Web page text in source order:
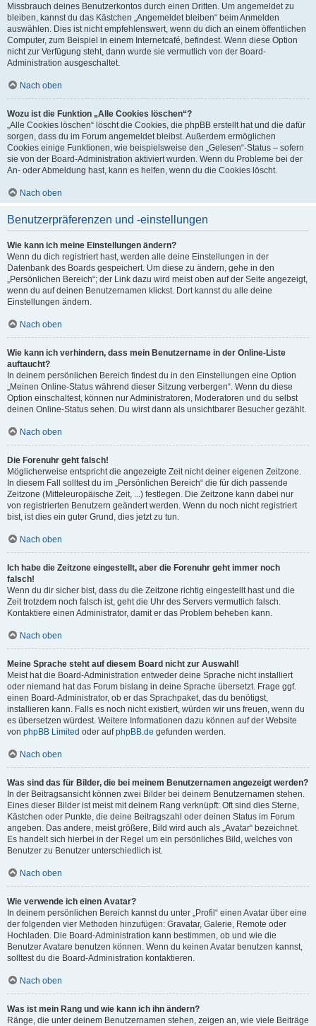
Missbrauch deines Benutzerkontos durch einen Dritten. Um angemeldet zu
bleiben, kannst du das Kästchen „Angemeldet bleiben“ beim Anmelden
auswählen. Dies ist nicht empfehlenswert, wenn du dich an einem öffentlichen
Computer, zum Beispiel in einem Internetcafé, befindest. Wenn diese Option
nicht zur Verfügung steht, dann wurde sie vermutlich von der Board-
Administration ausgeschaltet.
Nach oben
Wozu ist die Funktion „Alle Cookies löschen“?
„Alle Cookies löschen“ löscht die Cookies, die phpBB erstellt hat und die dafür
sorgen, dass du im Forum angemeldet bleibst. Außerdem ermöglichen
Cookies einige Funktionen, wie beispielsweise den „Gelesen“-Status – sofern
sie von der Board-Administration aktiviert wurden. Wenn du Probleme bei der
An- oder Abmeldung hast, kann es helfen, wenn du die Cookies löscht.
Nach oben
Benutzerpräferenzen und -einstellungen
Wie kann ich meine Einstellungen ändern?
Wenn du dich registriert hast, werden alle deine Einstellungen in der
Datenbank des Boards gespeichert. Um diese zu ändern, gehe in den
„Persönlichen Bereich“; der Link dazu wird meist oben auf der Seite angezeigt,
wenn du auf deinen Benutzernamen klickst. Dort kannst du alle deine
Einstellungen ändern.
Nach oben
Wie kann ich verhindern, dass mein Benutzername in der Online-Liste
auftaucht?
In deinem persönlichen Bereich findest du in den Einstellungen eine Option
„Meinen Online-Status während dieser Sitzung verbergen“. Wenn du diese
Option einschaltest, können nur Administratoren, Moderatoren und du selbst
deinen Online-Status sehen. Du wirst dann als unsichtbarer Besucher gezählt.
Nach oben
Die Forenuhr geht falsch!
Möglicherweise entspricht die angezeigte Zeit nicht deiner eigenen Zeitzone.
In diesem Fall solltest du im „Persönlichen Bereich“ die für dich passende
Zeitzone (Mitteleuropäische Zeit, ...) festlegen. Die Zeitzone kann dabei nur
von registrierten Benutzern geändert werden. Wenn du noch nicht registriert
bist, ist dies ein guter Grund, dies jetzt zu tun.
Nach oben
Ich habe die Zeitzone eingestellt, aber die Forenuhr geht immer noch
falsch!
Wenn du dir sicher bist, dass du die Zeitzone richtig eingestellt hast und die
Zeit trotzdem noch falsch ist, geht die Uhr des Servers vermutlich falsch.
Kontaktiere einen Administrator, damit er das Problem beheben kann.
Nach oben
Meine Sprache steht auf diesem Board nicht zur Auswahl!
Meist hat die Board-Administration entweder deine Sprache nicht installiert
oder niemand hat das Forum bislang in deine Sprache übersetzt. Frage ggf.
einen Board-Administrator, ob er das Sprachpaket, das du benötigst,
installieren kann. Falls es noch nicht existiert, würden wir uns freuen, wenn du
es übersetzen würdest. Weitere Informationen dazu können auf der Website
von phpBB Limited oder aufphpBB.de gefunden werden.
Nach oben
Was sind das für Bilder, die bei meinem Benutzernamen angezeigt werden?
In der Beitragsansicht können zwei Bilder bei deinem Benutzernamen stehen.
Eines dieser Bilder ist meist mit deinem Rang verknüpft: Oft sind dies Sterne,
Kästchen oder Punkte, die deine Beitragszahl oder deinen Status im Forum
angeben. Das andere, meist größere, Bild wird auch als „Avatar“ bezeichnet.
Es handelt sich hierbei in der Regel um ein persönliches Bild, welches von
Benutzer zu Benutzer unterschiedlich ist.
Nach oben
Wie verwende ich einen Avatar?
In deinem persönlichen Bereich kannst du unter „Profil“ einen Avatar über eine
der folgenden vier Methoden hinzufügen: Gravatar, Galerie, Remote oder
Hochladen. Die Board-Administration kann bestimmen, ob und wie die
Benutzer Avatare benutzen können. Wenn du keinen Avatar benutzen kannst,
solltest du die Board-Administration kontaktieren.
Nach oben
Was ist mein Rang und wie kann ich ihn ändern?
Ränge, die unter deinem Benutzernamen stehen, zeigen an, wie viele Beiträge